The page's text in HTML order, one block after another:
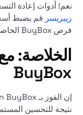
نعم! أدوات إعادة
ريبريسر قم بضبط
فرص BuyBox الخاصة بك.
الخلاصة:
BuyBox
نتيجة للتحسين